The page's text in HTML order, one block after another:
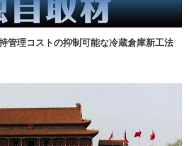
管理コストの抑制可能な冷蔵倉庫新工法